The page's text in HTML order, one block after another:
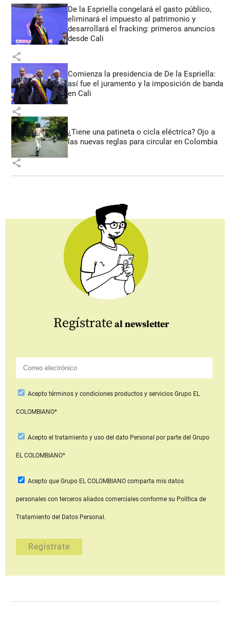
De la Espriella congelará el gasto público,
eliminará el impuesto al patrimonio y
desarrollará el fracking: primeros anuncios
desde Cali
share
Comienza la presidencia de De la Espriella:
así fue el juramento y la imposición de banda
en Cali
share
¿Tiene una patineta o cicla eléctrica? Ojo a
las nuevas reglas para circular en Colombia
share
Regístrate al newsletter
Aceptotérminos y condiciones productos y serviciosGrupo EL
COLOMBIANO*
Acepto el tratamiento y uso del dato Personal por parte del Grupo
EL COLOMBIANO*
Acepto que Grupo EL COLOMBIANOcomparta mis datos
personales con terceros aliados comerciales conforme su Política de
Tratamiento del Datos Personal.